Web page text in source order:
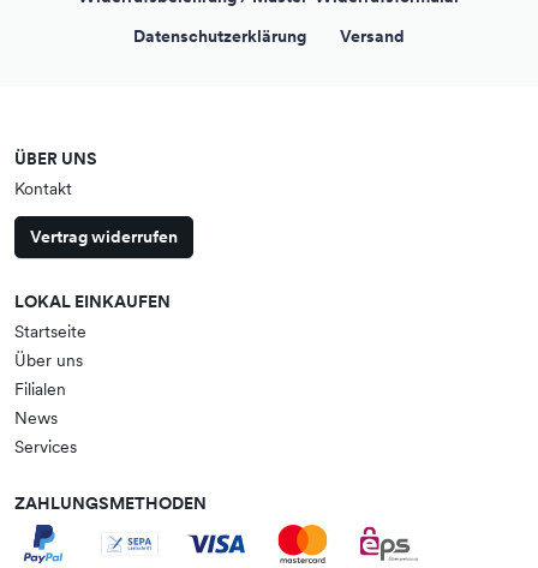
Datenschutzerklärung
Versand
ÜBER UNS
Kontakt
Vertrag widerrufen
LOKAL EINKAUFEN
Startseite
Über uns
Filialen
News
Services
ZAHLUNGSMETHODEN